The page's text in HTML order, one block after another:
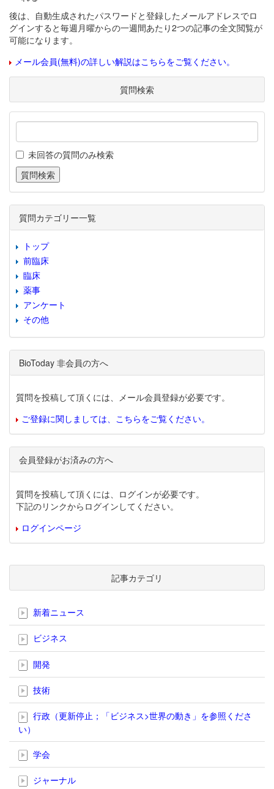
後は、自動生成されたパスワードと登録したメールアドレスでロ
グインすると毎週月曜からの一週間あたり2つの記事の全文閲覧が
可能になります。
メール会員(無料)の詳しい解説はこちらをご覧ください。
質問検索
未回答の質問のみ検索
質問カテゴリー一覧
トップ
前臨床
臨床
薬事
アンケート
その他
BioToday 非会員の方へ
質問を投稿して頂くには、メール会員登録が必要です。
ご登録に関しましては、こちらをご覧ください。
会員登録がお済みの方へ
質問を投稿して頂くには、ログインが必要です。
下記のリンクからログインしてください。
ログインページ
記事カテゴリ
新着ニュース
ビジネス
開発
技術
行政（更新停止；「ビジネス>世界の動き」を参照くださ
い）
学会
ジャーナル